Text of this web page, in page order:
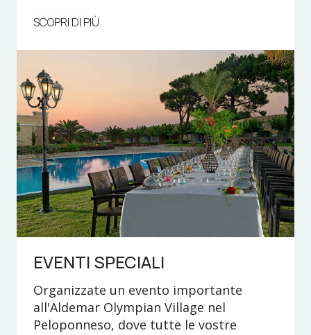
SCOPRI DI PIÙ
EVENTI SPECIALI
Organizzate un evento importante
all'Aldemar Olympian Village nel
Peloponneso, dove tutte le vostre